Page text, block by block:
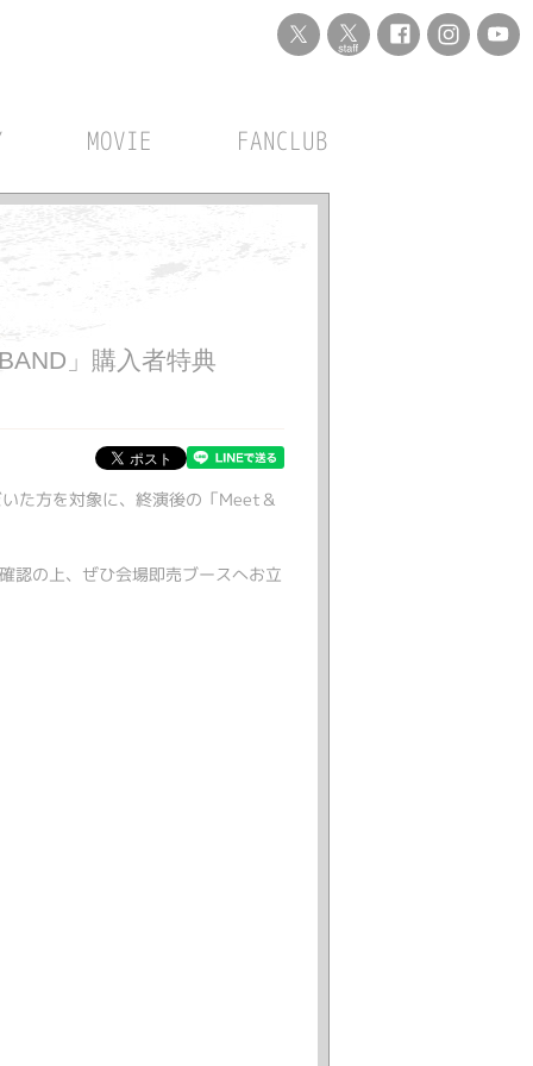
MOVIE FANCLUB
」購入者特典
た方を対象に、終演後の「Meet＆
認の上、ぜひ会場即売ブースへお立